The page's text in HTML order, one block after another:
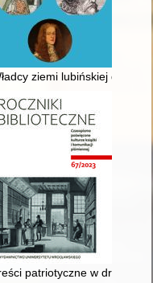
niemieckich jako
ziemi lubińskiej do
patriotyczne w